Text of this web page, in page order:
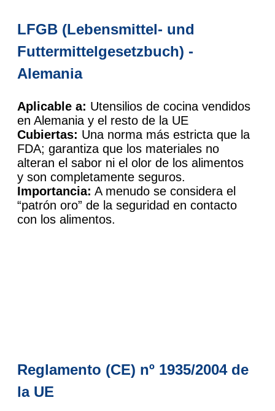
LFGB (Lebensmittel- und
Futtermittelgesetzbuch) -
Alemania
Aplicable a: Utensilios de cocina vendidos
en Alemania y el resto de la UE
Cubiertas: Una norma más estricta que la
FDA; garantiza que los materiales no
alteran el sabor ni el olor de los alimentos
y son completamente seguros.
Importancia: A menudo se considera el
“patrón oro” de la seguridad en contacto
con los alimentos.
Reglamento (CE) nº 1935/2004 de
la UE